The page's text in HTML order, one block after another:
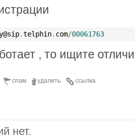
.telphin. com/00061763
, то ищите
ссылка
удалить
спам
нет.